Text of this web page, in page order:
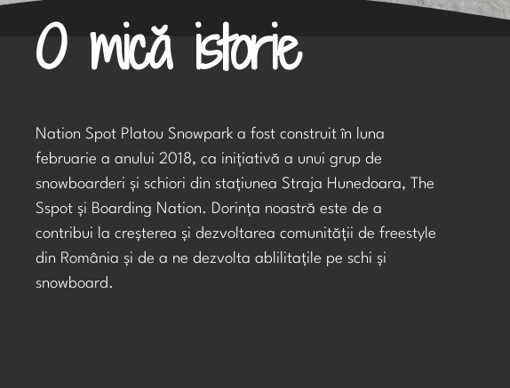
O mică istorie
Nation Spot Platou Snowpark a fost construit în luna
februarie a anului 2018, ca inițiativă a unui grup de
snowboarderi și schiori din stațiunea Straja Hunedoara, The
Sspot și Boarding Nation. Dorința noastră este de a
contribui la creșterea și dezvoltarea comunității de freestyle
din România și de a ne dezvolta ablilitațile pe schi și
snowboard.